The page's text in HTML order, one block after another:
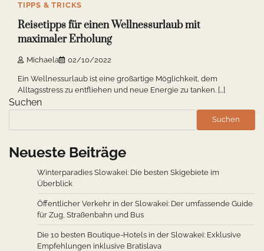
TIPPS & TRICKS
Reisetipps für einen Wellnessurlaub mit
maximaler Erholung
Michaela 02/10/2022
Ein Wellnessurlaub ist eine großartige Möglichkeit, dem
Alltagsstress zu entfliehen und neue Energie zu tanken. […]
Suchen
Suchen
Neueste Beiträge
Winterparadies Slowakei: Die besten Skigebiete im
Überblick
Öffentlicher Verkehr in der Slowakei: Der umfassende Guide
für Zug, Straßenbahn und Bus
Die 10 besten Boutique-Hotels in der Slowakei: Exklusive
Empfehlungen inklusive Bratislava